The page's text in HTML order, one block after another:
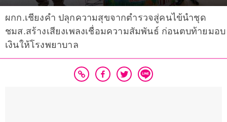
ผกก.เชียงคำ ปลุกความสุขจากตำรวจสู่คนไข้นำชุด
ชมส.สร้างเสียงเพลงเชื่อมความสัมพันธ์ ก่อนตบท้ายมอบ
เงินให้โรงพยาบาล